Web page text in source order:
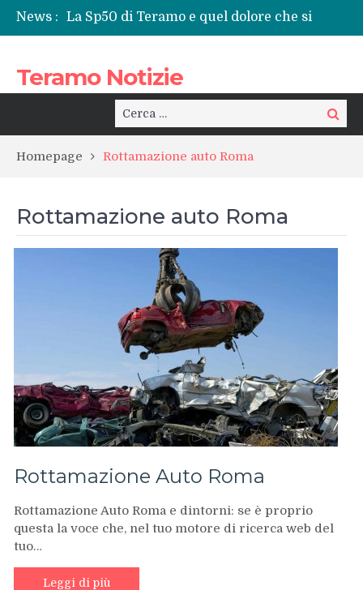
News :
La Sp50 di Teramo e quel dolore che si
ripete: l’ennesima vita spezzata
per la rinascita del centro storico
Tortoreto, l’alluvione e i sottopassi tra
pericoli noti e interventi necessari
Prefettura di Teramo, una nuova guida:
territorio
Teramo Notizie
Cerca: Cerca
Homepage Rottamazione auto Roma
Rottamazione auto Roma
Rottamazione Auto Roma
Rottamazione Auto Roma e dintorni: se è proprio
questa la voce che, nel tuo motore di ricerca web del
tuo…
Leggi di più